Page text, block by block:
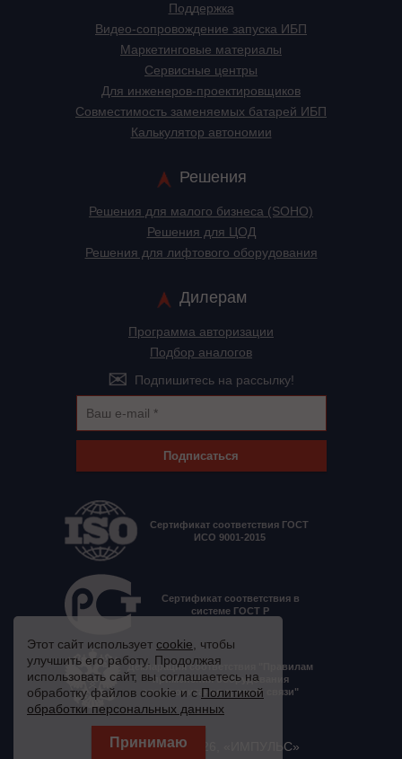
Поддержка
Видео-сопровождение запуска ИБП
Маркетинговые материалы
Сервисные центры
Для инженеров-проектировщиков
Cовместимость заменяемых батарей ИБП
Калькулятор автономии
Решения
Решения для малого бизнеса (SOHO)
Решения для ЦОД
Решения для лифтового оборудования
Дилерам
Программа авторизации
Подбор аналогов
Подпишитесь на рассылку!
Подписаться
Сертификат соответствия ГОСТ
ИСО 9001-2015
Сертификат соответствия в
системе ГОСТ Р
Декларация соответствия "Правилам
применения оборудования
электропитания средств связи"
© 2008 - 2026, «ИМПУЛЬС»
Этот сайт использует cookie , чтобы
улучшить его работу. Продолжая
использовать сайт, вы соглашаетесь на
обработку файлов cookie и с Политикой
обработки персональных данных